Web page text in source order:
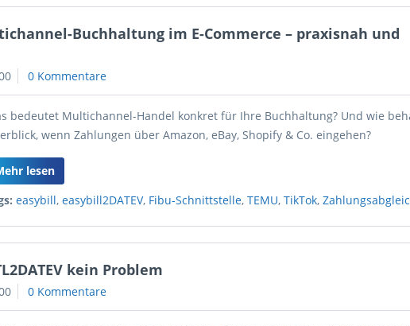
Buchhaltung im E-Commerce – praxisnah und
0 Kommentare
bedeutet Multichannel-Handel konkret für Ihre Buchhaltung? Und wie
wenn Zahlungen über Amazon, eBay, Shopify & Co. eingehen?
lesen
easybill,easybill2DATEV, Fibu-Schnittstelle,TEMU,TikTok,
kein Problem
0 Kommentare